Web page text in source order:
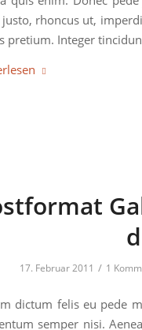
rhoncus ut,
pretium. Integer
17. Februar 2011 / 1
dictum felis eu pede
semper nisi.